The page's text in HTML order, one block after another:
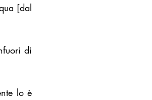
[dal
di
lo è